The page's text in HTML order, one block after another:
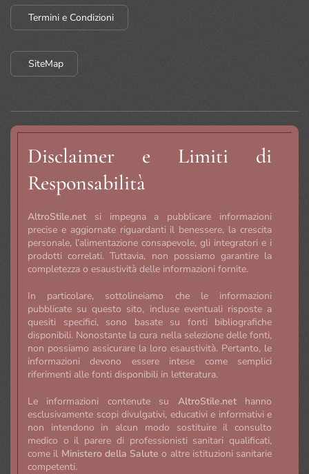
Termini e Condizioni
SiteMap
Disclaimer e Limiti di
Responsabilità
AltroStile.net si impegna a pubblicare informazioni
precise e aggiornate riguardanti il benessere, la crescita
personale, l’alimentazione consapevole, gli integratori e i
prodotti correlati. Tuttavia, non possiamo garantire la
completezza o esaustività delle informazioni fornite.
In particolare, sottolineiamo che le informazioni
pubblicate su questo sito, incluse eventuali risposte a
quesiti specifici, sono basate su fonti bibliografiche
disponibili. Nonostante la cura nella selezione delle fonti,
non possiamo assicurare la loro esaustività. Pertanto, le
informazioni devono essere intese come semplici
riferimenti alle fonti disponibili in letteratura.
Le informazioni contenute su AltroStile.nethanno
esclusivamente scopi divulgativi, educativi e informativi e
non intendono in alcun modo sostituire il consulto
medico o il parere di professionisti sanitari qualificati,
come il Ministero della Salute o altre istituzioni sanitarie
competenti.